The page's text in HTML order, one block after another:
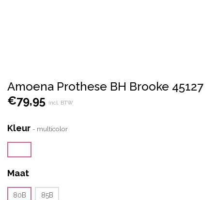
Amoena Prothese BH Brooke 45127
€79,95 incl. BTW
Kleur - multicolor
Maat
80B 85B